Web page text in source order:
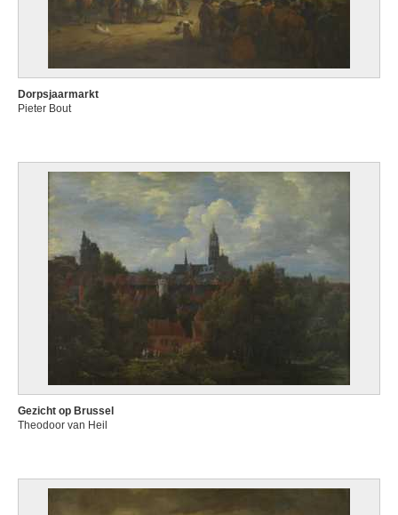
Dorpsjaarmarkt
Pieter Bout
Gezicht op Brussel
Theodoor van Heil